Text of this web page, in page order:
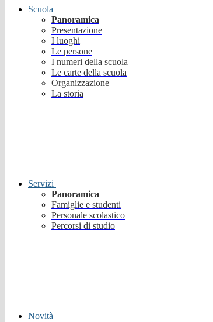
Scuola
Panoramica
Presentazione
I luoghi
Le persone
I numeri della scuola
Le carte della scuola
Organizzazione
La storia
Servizi
Panoramica
Famiglie e studenti
Personale scolastico
Percorsi di studio
Novità